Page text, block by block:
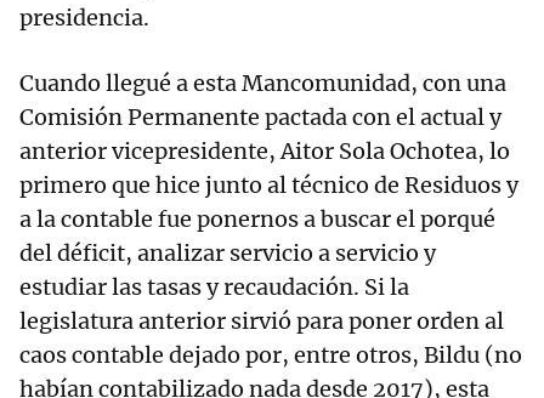
presidencia.
Cuando llegué a esta Mancomunidad, con una
Comisión Permanente pactada con el actual y
anterior vicepresidente, Aitor Sola Ochotea, lo
primero que hice junto al técnico de Residuos y
a la contable fue ponernos a buscar el porqué
del déficit, analizar servicio a servicio y
estudiar las tasas y recaudación. Si la
legislatura anterior sirvió para poner orden al
caos contable dejado por, entre otros, Bildu (no
habían contabilizado nada desde 2017), esta